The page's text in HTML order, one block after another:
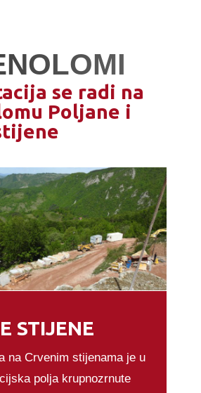
se radi na
Poljane i
STIJENE
na Crvenim stijenama je u
polja krupnozrnute